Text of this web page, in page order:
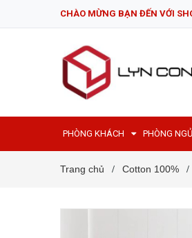
CHÀO MỪNG BẠN ĐẾN VỚI
PHÒNG KHÁCH PHÒNG NGỦ
Trang chủ / Cotton 100% /